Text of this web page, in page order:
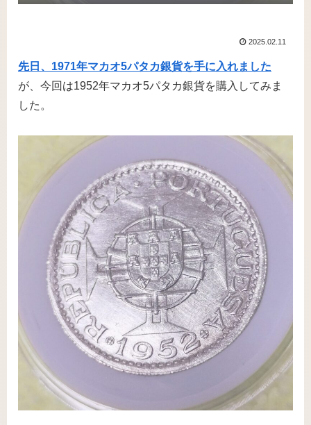
2025.02.11
先日、1971年マカオ5パタカ銀貨を手に入れました
が、今回は1952年マカオ5パタカ銀貨を購入してみま
した。